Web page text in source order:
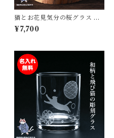
猫とお花見気分の桜グラス さ
くら 春 ねこ プレゼント ギフ
ト 記念日 誕生日 母の日 父の
¥7,700